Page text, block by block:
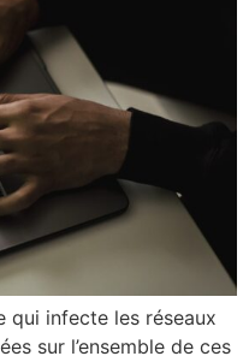
qui infecte les réseaux
sur l’ensemble de ces